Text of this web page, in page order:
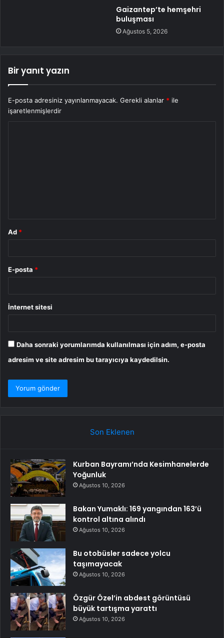
Gaizantep’te hemşehri
buluşması
Ağustos 5, 2026
Bir yanıt yazın
E-posta adresiniz yayınlanmayacak. Gerekli alanlar * ile
işaretlenmişlerdir
Ad *
E-posta *
İnternet sitesi
Daha sonraki yorumlarımda kullanılması için adım, e-posta
adresim ve site adresim bu tarayıcıya kaydedilsin.
Son Eklenen
Kurban Bayramı’nda Kesimhanelerde
Yoğunluk
Ağustos 10, 2026
Bakan Yumaklı: 169 yangından 163’ü
kontrol altına alındı
Ağustos 10, 2026
Bu otobüsler sadece yolcu
taşımayacak
Ağustos 10, 2026
Özgür Özel’in abdest görüntüsü
büyük tartışma yarattı
Ağustos 10, 2026